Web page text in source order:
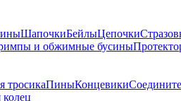
ШапочкиБейлыЦепочки
и обжимные бусины
тросикаПиныКонцевики